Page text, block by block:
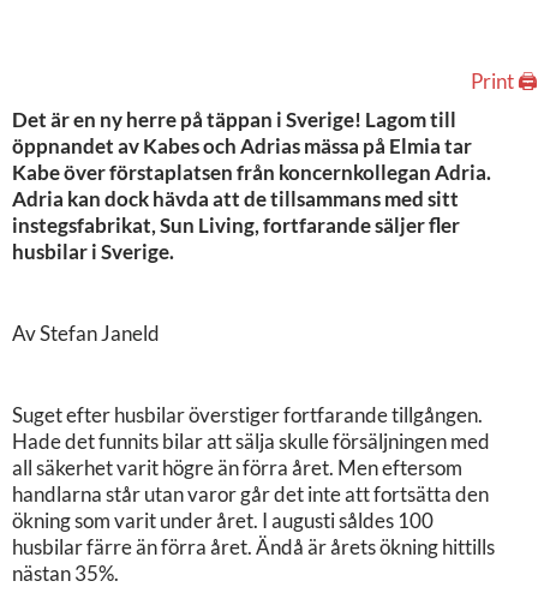
Print 🖨
Det är en ny herre på täppan i Sverige! Lagom till
öppnandet av Kabes och Adrias mässa på Elmia tar
Kabe över förstaplatsen från koncernkollegan Adria.
Adria kan dock hävda att de tillsammans med sitt
instegsfabrikat, Sun Living, fortfarande säljer fler
husbilar i Sverige.
Av Stefan Janeld
Suget efter husbilar överstiger fortfarande tillgången.
Hade det funnits bilar att sälja skulle försäljningen med
all säkerhet varit högre än förra året. Men eftersom
handlarna står utan varor går det inte att fortsätta den
ökning som varit under året. I augusti såldes 100
husbilar färre än förra året. Ändå är årets ökning hittills
nästan 35%.